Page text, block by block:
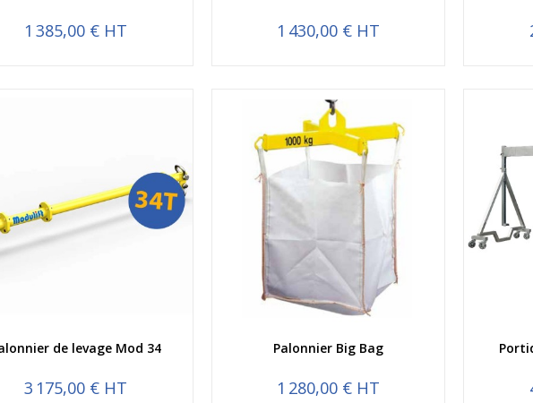
1 385,00 € HT 1 430,00 € HT
Aperçu rapide
de levage Mod 34
3 175,00 € HT
Aperçu rapide
Palonnier Big Bag
1 280,00 € HT